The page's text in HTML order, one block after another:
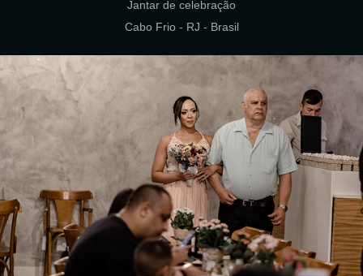
Jantar de celebração
Cabo Frio - RJ - Brasil